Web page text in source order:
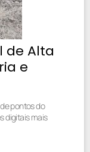
de Alta
e
pontos do
digitais mais